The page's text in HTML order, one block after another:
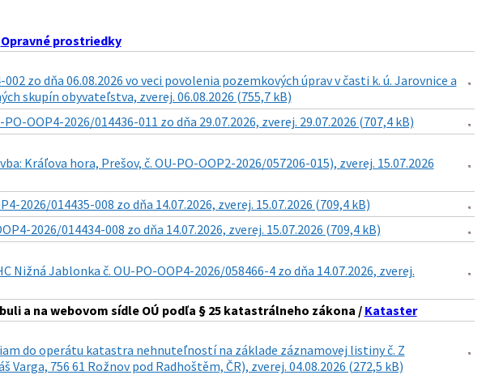
Opravné prostriedky
zo dňa 06.08.2026 vo veci povolenia pozemkových úprav v časti k. ú. Jarovnice a
skupín obyvateľstva, zverej. 06.08.2026 (755,7 kB)
OOP4-2026/014436-011 zo dňa 29.07.2026, zverej. 29.07.2026 (707,4 kB)
Kráľova hora, Prešov, č. OU-PO-OOP2-2026/057206-015), zverej. 15.07.2026
2026/014435-008 zo dňa 14.07.2026, zverej. 15.07.2026 (709,4 kB)
2026/014434-008 zo dňa 14.07.2026, zverej. 15.07.2026 (709,4 kB)
Nižná Jablonka č. OU-PO-OOP4-2026/058466-4 zo dňa 14.07.2026, zverej.
a na webovom sídle OÚ podľa § 25 katastrálneho zákona / Kataster
do operátu katastra nehnuteľností na základe záznamovej listiny č. Z
Varga, 756 61 Rožnov pod Radhoštěm, ČR), zverej. 04.08.2026 (272,5 kB)